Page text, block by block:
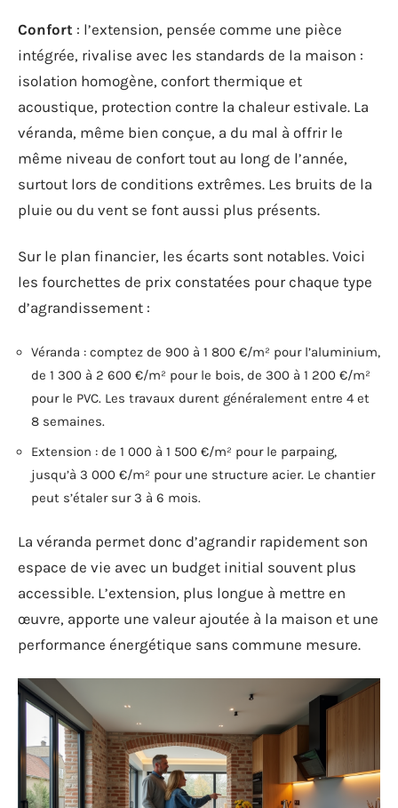
Confort : l’extension, pensée comme une pièce
intégrée, rivalise avec les standards de la maison :
isolation homogène, confort thermique et
acoustique, protection contre la chaleur estivale. La
véranda, même bien conçue, a du mal à offrir le
même niveau de confort tout au long de l’année,
surtout lors de conditions extrêmes. Les bruits de la
pluie ou du vent se font aussi plus présents.
Sur le plan financier, les écarts sont notables. Voici
les fourchettes de prix constatées pour chaque type
d’agrandissement :
Véranda : comptez de 900 à 1 800 €/m² pour l’aluminium,
de 1 300 à 2 600 €/m² pour le bois, de 300 à 1 200 €/m²
pour le PVC. Les travaux durent généralement entre 4 et
8 semaines.
Extension : de 1 000 à 1 500 €/m² pour le parpaing,
jusqu’à 3 000 €/m² pour une structure acier. Le chantier
peut s’étaler sur 3 à 6 mois.
La véranda permet donc d’agrandir rapidement son
espace de vie avec un budget initial souvent plus
accessible. L’extension, plus longue à mettre en
œuvre, apporte une valeur ajoutée à la maison et une
performance énergétique sans commune mesure.